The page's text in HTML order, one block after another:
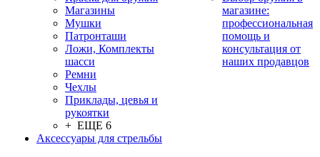
Магазины
Мушки
Патронташи
Ложи, Комплекты
шасси
Ремни
Чехлы
Приклады, цевья и
рукоятки
+ ЕЩЕ 6
Аксессуары для стрельбы
магазине:
профессиональная
помощь и
консультация от
наших продавцов